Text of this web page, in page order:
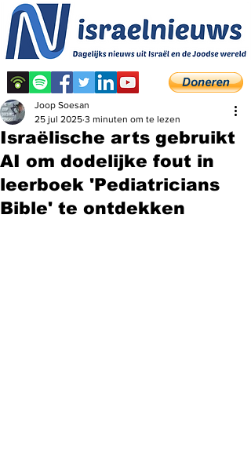
Israëlische arts gebruikt
AI om dodelijke fout in
leerboek 'Pediatricians
Bible' te ontdekken
Joop Soesan
25 jul 2025 3 minuten om te lezen